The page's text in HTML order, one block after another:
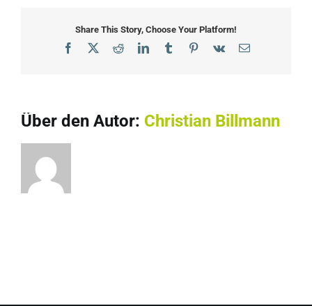
Meetup
Deloitte
Share This Story, Choose Your Platform!
Facebook
X RedditLinkedInTumblrPinterest
Vk
E-
Über den Autor: Christian Billmann